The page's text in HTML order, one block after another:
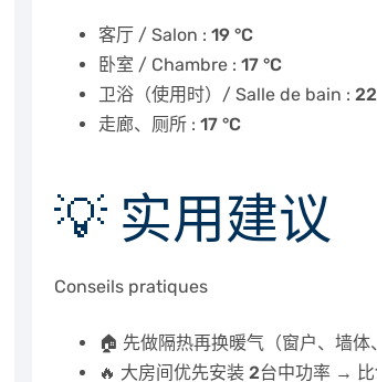
客厅 / Salon : 19 °C
卧室 / Chambre : 17 °C
卫浴（使用时）/ Salle de bain :
走廊、厕所 : 17 °C
💡 实用建议
Conseils pratiques
🏠 先做隔热再换暖气（窗户、墙体
🔥 大房间优先安装 2台中功率→ 比